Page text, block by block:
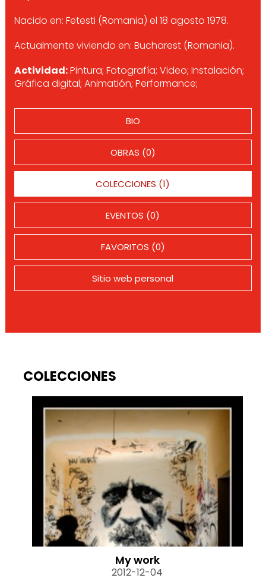
Nacido en: Fetesti (Romania) el 18 agosto 1978.
Actualmente viviendo en: Bucharest (Romania).
Actividad:Pintura; Fotografía; Video; Instalación;
Gráfica digital; Animatión; Performance;
BIO
OBRAS (0)
COLECCIONES (1)
EVENTOS (0)
FAVORITOS (0)
Sitio web personal
COLECCIONES
My work
2012-12-04